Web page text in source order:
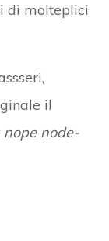
di molteplici
il
nope node-